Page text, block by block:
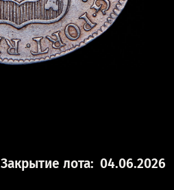
Закрытие лота: 04.06.2026